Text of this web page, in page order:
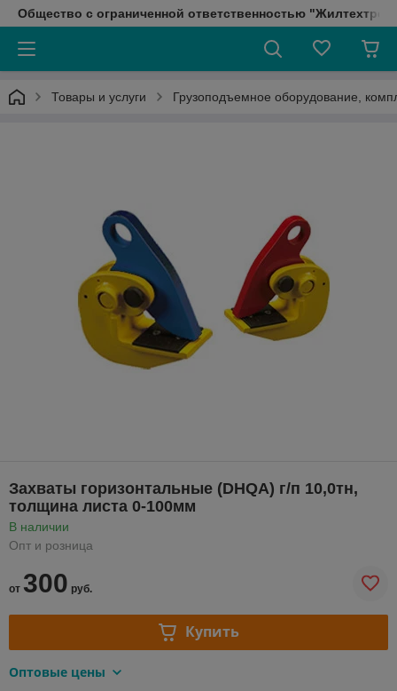
Общество с ограниченной ответственностью
Товары и услуги Грузоподъемное оборудование,
Захваты горизонтальные (DHQA) г/п 10,0тн,
толщина листа 0-100мм
В наличии
Опт и розница
от 300 руб.
Купить
Оптовые цены